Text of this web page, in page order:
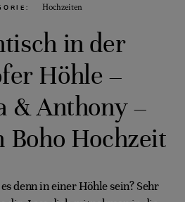
Hochzeiten
in der
Höhle –
& Anthony –
Hochzeit
denn in einer Höhle sein? Sehr